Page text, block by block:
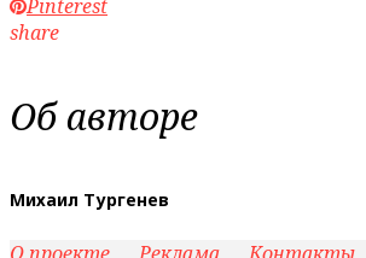
Pinterest
share
Об авторе
Михаил Тургенев